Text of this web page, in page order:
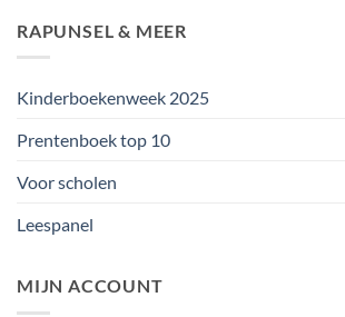
RAPUNSEL & MEER
Kinderboekenweek 2025
Prentenboek top 10
Voor scholen
Leespanel
MIJN ACCOUNT